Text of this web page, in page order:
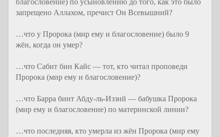
благословение) по усыновлению до того, как это было
запрещено Аллахом, пречист Он Всевышний?
…что у Пророка (мир ему и благословение) было 9
жён, когда он умер?
…что Сабит бин Кайс — тот, кто читал проповеди
Пророка (мир ему и благословение)?
…что Барра бинт Абду-ль-Иззий — бабушка Пророка
(мир ему и благословение) по материнской линии?
…что последняя, кто умерла из жён Пророка (мир ему